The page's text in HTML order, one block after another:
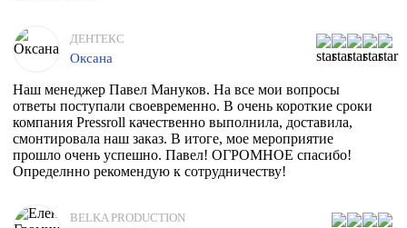
ДЕНТЕКС
Оксана
Наш менеджер Павел Мануков. На все мои вопросы
ответы поступали своевременно. В очень короткие сроки
компания Pressroll качественно выполнила, доставила,
смонтировала наш заказ. В итоге, мое мероприятие
прошло очень успешно. Павел! ОГРОМНОЕ спасибо!
Определнно рекомендую к сотрудничеству!
BELKA PRODUCTION